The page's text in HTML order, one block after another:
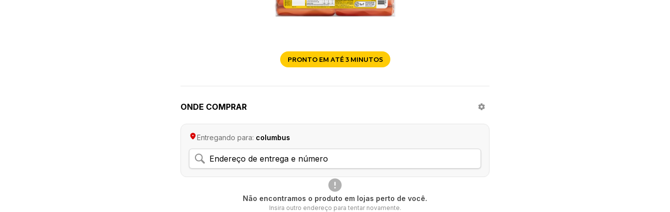
PRONTO EM ATÉ 3 MINUTOS
ONDE COMPRAR
Entregando para: columbus
Não encontramos o produto em lojas perto de você.
Insira outro endereço para tentar novamente.